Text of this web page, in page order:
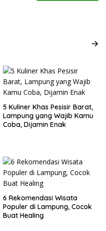
5 Kuliner Khas Pesisir Barat,
Lampung yang Wajib Kamu
Coba, Dijamin Enak
6 Rekomendasi Wisata
Populer di Lampung, Cocok
Buat Healing